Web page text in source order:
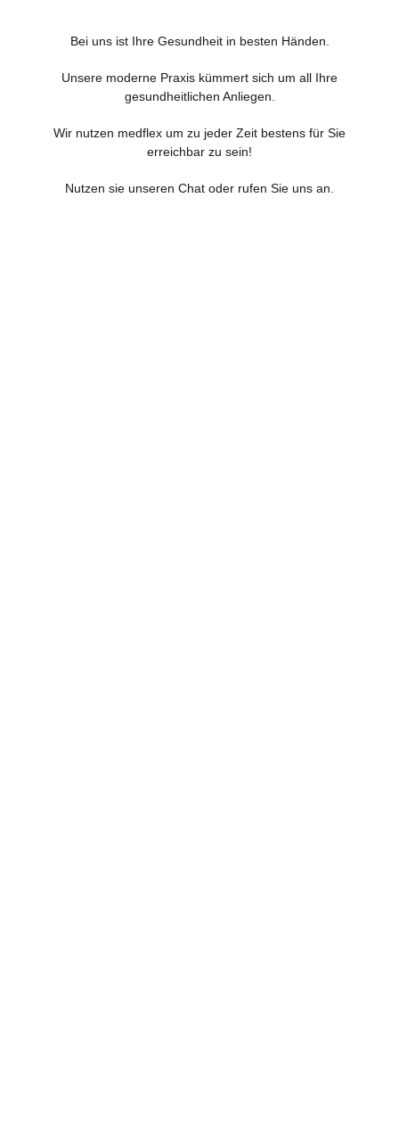
Bei uns ist Ihre Gesundheit in besten Händen.
Unsere moderne Praxis kümmert sich um all Ihre
gesundheitlichen Anliegen.
Wir nutzen medflex um zu jeder Zeit bestens für Sie
erreichbar zu sein!
Nutzen sie unseren Chat oder rufen Sie uns an.